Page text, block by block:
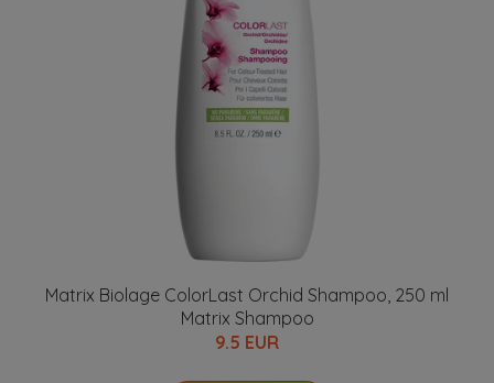
Matrix Biolage ColorLast Orchid Shampoo, 250 ml
Matrix Shampoo
9.5 EUR